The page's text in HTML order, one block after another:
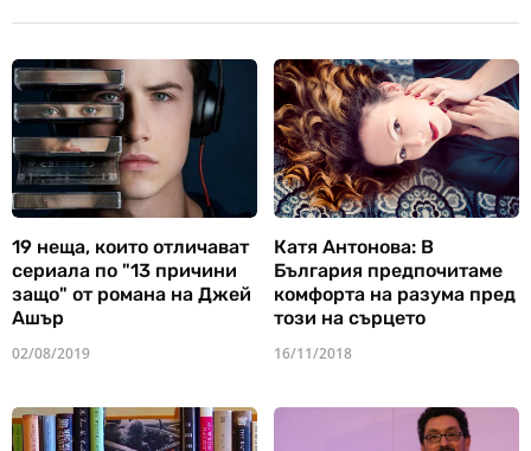
19 неща, които отличават
сериала по "13 причини
защо" от романа на Джей
Ашър
02/08/2019
Катя Антонова: В
България предпочитаме
комфорта на разума пред
този на сърцето
16/11/2018